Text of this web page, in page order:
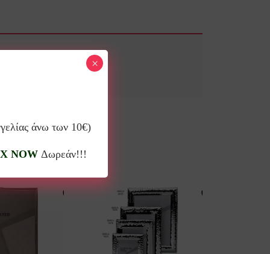
άνω των 10€)
NOWΔωρεάν!!!
×